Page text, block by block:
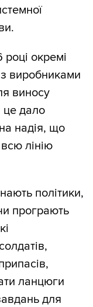
окремі
з виробниками
виносу
це дало
надія, що
лінію
політики,
програють
ланцюги
для